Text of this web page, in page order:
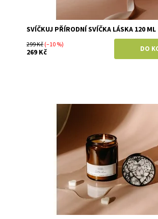
SVÍČKUJ PŘÍRODNÍ SVÍČKA LÁSKA 120 ML
299 Kč(–10 %)
269 Kč
Dostupnost:
Skladem